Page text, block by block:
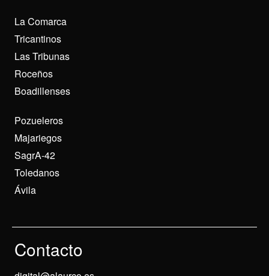
La Comarca
Tricantinos
Las Tribunas
Roceños
Boadillenses
Pozueleros
Majariegos
SagrA-42
Toledanos
Ávila
Contacto